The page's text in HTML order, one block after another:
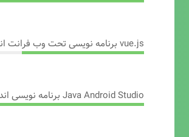
vue.js برنامه نویسی تحت وب فرانت اند
Java Android Studio برنامه نویسی اندروید